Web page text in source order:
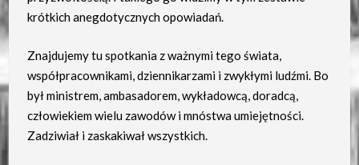
krótkich anegdotycznych opowiadań.
Znajdujemy tu spotkania z ważnymi tego świata,
współpracownikami, dziennikarzami i zwykłymi ludźmi. Bo
był ministrem, ambasadorem, wykładowcą, doradcą,
człowiekiem wielu zawodów i mnóstwa umiejętności.
Zadziwiał i zaskakiwał wszystkich.